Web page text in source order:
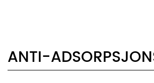
ANTI-